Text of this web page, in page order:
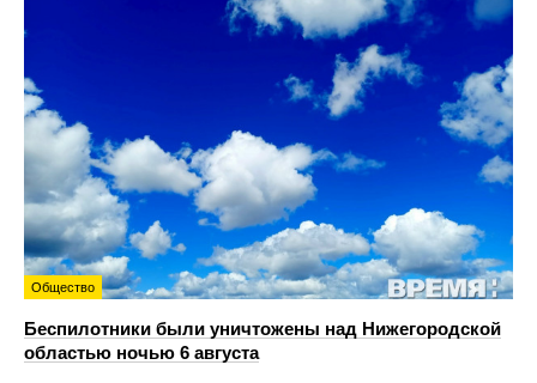
Общество
Беспилотники были уничтожены над Нижегородской
областью ночью 6 августа